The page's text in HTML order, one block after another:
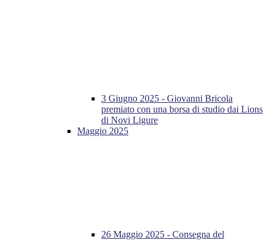
3 Giugno 2025 - Giovanni Bricola
premiato con una borsa di studio dai Lions
di Novi Ligure
Maggio 2025
26 Maggio 2025 - Consegna del